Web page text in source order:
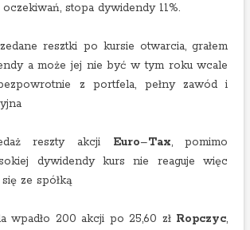
stopa dywidendy 11%.
resztki po kursie otwarcia, grałem
a może jej nie być w tym roku wcale
z portfela, pełny zawód i
reszty akcji Euro–Tax, pomimo
dywidendy kurs nie reaguje więc
ze spółką
wpadło 200 akcji po 25,60 zł Ropczyc,